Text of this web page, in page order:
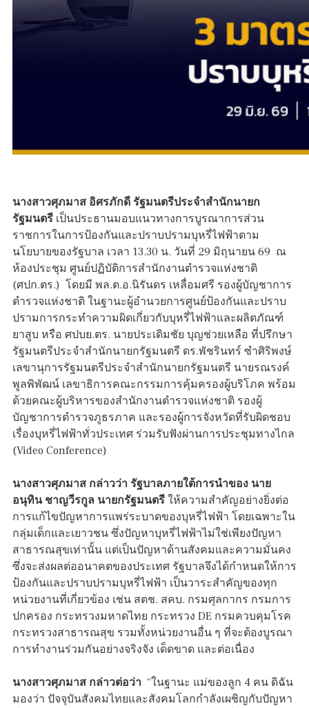
นางสาวศุภมาส อิศรภักดี รัฐมนตรีประจำสำนักนายก
รัฐมนตรี เป็นประธานมอบแนวทางการบูรณาการส่วน
ราชการในการป้องกันและปราบปรามบุหรี่ไฟฟ้าตาม
นโยบายของรัฐบาล เวลา 13.30 น. วันที่ 29 มิถุนายน 69 ณ
ห้องประชุม ศูนย์ปฏิบัติการสำนักงานตำรวจแห่งชาติ
(ศปก.ตร.) โดยมี พล.ต.อ.นิรันดร เหลื่อมศรี รองผู้บัญชาการ
ตำรวจแห่งชาติ ในฐานะผู้อำนวยการศูนย์ป้องกันและปราบ
ปรามการกระทำความผิดเกี่ยวกับบุหรี่ไฟฟ้าและผลิตภัณฑ์
ยาสูบ หรือ ศปบย.ตร. นายประเดิมชัย บุญช่วยเหลือ ที่ปรึกษา
รัฐมนตรีประจำสำนักนายกรัฐมนตรี ดร.พัชรินทร์ ซำศิริพงษ์
เลขานุการรัฐมนตรีประจำสำนักนายกรัฐมนตรี นายรณรงค์
พูลพิพัฒน์ เลขาธิการคณะกรรมการคุ้มครองผู้บริโภค พร้อม
ด้วยคณะผู้บริหารของสำนักงานตำรวจแห่งชาติ รองผู้
บัญชาการตำรวจภูธรภาค และรองผู้การจังหวัดที่รับผิดชอบ
เรื่องบุหรี่ไฟฟ้าทั่วประเทศ ร่วมรับฟังผ่านการประชุมทางไกล
(Video Conference)
นางสาวศุภมาส กล่าวว่า รัฐบาลภายใต้การนำของ นาย
อนุทิน ชาญวีรกูล นายกรัฐมนตรี ให้ความสำคัญอย่างยิ่งต่อ
การแก้ไขปัญหาการแพร่ระบาดของบุหรี่ไฟฟ้า โดยเฉพาะใน
กลุ่มเด็กและเยาวชน ซึ่งปัญหาบุหรี่ไฟฟ้าไม่ใช่เพียงปัญหา
สาธารณสุขเท่านั้น แต่เป็นปัญหาด้านสังคมและความมั่นคง
ซึ่งจะส่งผลต่ออนาคตของประเทศ รัฐบาลจึงได้กำหนดให้การ
ป้องกันและปราบปรามบุหรี่ไฟฟ้า เป็นวาระสำคัญของทุก
หน่วยงานที่เกี่ยวข้อง เช่น สตช. สคบ. กรมศุลกากร กรมการ
ปกครอง กระทรวงมหาดไทย กระทรวง DE กรมควบคุมโรค
กระทรวงสาธารณสุข รวมทั้งหน่วยงานอื่น ๆ ที่จะต้องบูรณา
การทำงานร่วมกันอย่างจริงจัง เด็ดขาด และต่อเนื่อง
นางสาวศุภมาส กล่าวต่อว่า “ในฐานะ แม่ของลูก 4 คน ดิฉัน
มองว่า ปัจจุบันสังคมไทยและสังคมโลกกำลังเผชิญกับปัญหา